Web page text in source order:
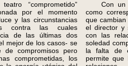
“comprometido”
por el momento
y las circunstancias
contra las cuales
de las últimas dos
mejor de los casos- se
compromisos pero
comprometidas, los
Con un
como
que cambian
el director y
con las
soledad
la falta de
permite que